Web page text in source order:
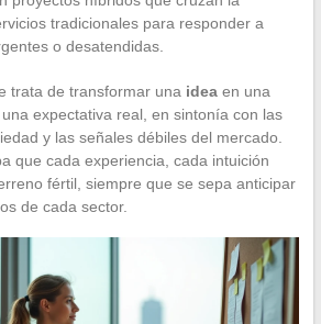
tradicionales para responder a
o desatendidas.
trata de transformar una ideaen una
expectativa real, en sintonía con las
y las señales débiles del mercado.
que cada experiencia, cada intuición
fértil, siempre que se sepa anticipar
de cada sector.